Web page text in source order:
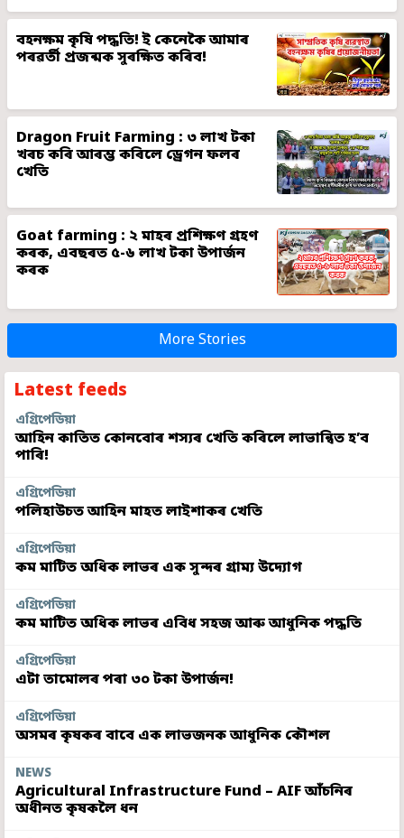
বহনক্ষম কৃষি পদ্ধতি! ই কেনেকৈ আমাৰ
পৰৱৰ্তী প্ৰজন্মক সুৰক্ষিত কৰিব!
Dragon Fruit Farming : ৩ লাখ টকা
খৰচ কৰি আৰম্ভ কৰিলে ড্ৰেগন ফলৰ
খেতি
Goat farming : ২ মাহৰ প্ৰশিক্ষণ গ্ৰহণ
কৰক, এবছৰত ৫-৬ লাখ টকা উপাৰ্জন
কৰক
More Stories
Latest feeds
এগ্ৰিপেডিয়া
আহিন কাতিত কোনবোৰ শস্যৰ খেতি কৰিলে লাভান্বিত হ’ব
পাৰি!
এগ্ৰিপেডিয়া
পলিহাউচত আহিন মাহত লাইশাকৰ খেতি
এগ্ৰিপেডিয়া
কম মাটিত অধিক লাভৰ এক সুন্দৰ গ্ৰাম্য উদ্যোগ
এগ্ৰিপেডিয়া
কম মাটিত অধিক লাভৰ এবিধ সহজ আৰু আধুনিক পদ্ধতি
এগ্ৰিপেডিয়া
এটা তামোলৰ পৰা ৩০ টকা উপাৰ্জন!
এগ্ৰিপেডিয়া
অসমৰ কৃষকৰ বাবে এক লাভজনক আধুনিক কৌশল
NEWS
Agricultural Infrastructure Fund – AIF আঁচনিৰ
অধীনত কৃষকলৈ ধন